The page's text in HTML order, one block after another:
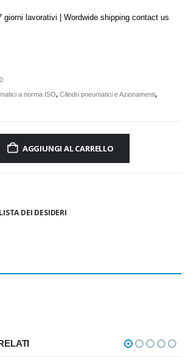
giorni lavorativi | Wordwide shipping contact us
a norma ISO, Cilindri pneumatici e Azionamenti,
AGGIUNGI AL CARRELLO
DEI DESIDERI